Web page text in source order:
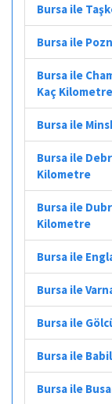
Bursa ile
Bursa ile
Bursa ile
Kaç Kilometre
Bursa ile
Bursa ile
Kilometre
Bursa ile
Kilometre
Bursa ile
Bursa ile
Bursa ile
Bursa ile
Bursa ile